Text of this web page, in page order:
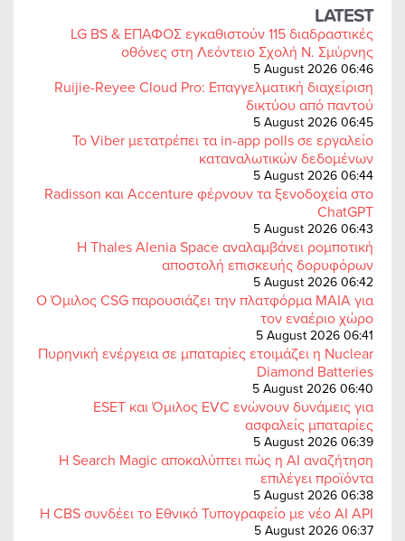
LATEST
LG BS & ΕΠΑΦΟΣ εγκαθιστούν 115 διαδραστικές
οθόνες στη Λεόντειο Σχολή Ν. Σμύρνης
5 August 2026 06:46
Ruijie-Reyee Cloud Pro: Επαγγελματική διαχείριση
δικτύου από παντού
5 August 2026 06:45
Το Viber μετατρέπει τα in-app polls σε εργαλείο
καταναλωτικών δεδομένων
5 August 2026 06:44
Radisson και Accenture φέρνουν τα ξενοδοχεία στο
ChatGPT
5 August 2026 06:43
Η Thales Alenia Space αναλαμβάνει ρομποτική
αποστολή επισκευής δορυφόρων
5 August 2026 06:42
Ο Όμιλος CSG παρουσιάζει την πλατφόρμα MAIA για
τον εναέριο χώρο
5 August 2026 06:41
Πυρηνική ενέργεια σε μπαταρίες ετοιμάζει η Nuclear
Diamond Batteries
5 August 2026 06:40
ESET και Όμιλος EVC ενώνουν δυνάμεις για
ασφαλείς μπαταρίες
5 August 2026 06:39
Η Search Magic αποκαλύπτει πώς η AI αναζήτηση
επιλέγει προϊόντα
5 August 2026 06:38
Η CBS συνδέει το Εθνικό Τυπογραφείο με νέο AI API
5 August 2026 06:37